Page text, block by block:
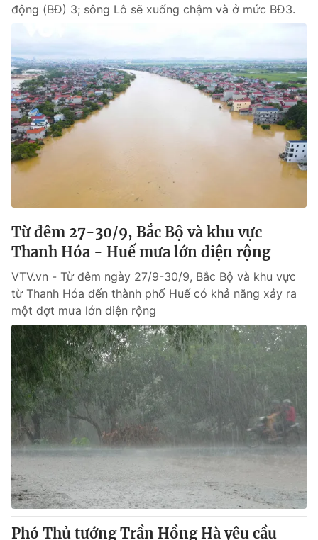
động (BĐ) 3; sông Lô sẽ xuống chậm và ở mức BĐ3.
Từ đêm 27-30/9, Bắc Bộ và khu vực
Thanh Hóa - Huế mưa lớn diện rộng
VTV.vn - Từ đêm ngày 27/9-30/9, Bắc Bộ và khu vực
từ Thanh Hóa đến thành phố Huế có khả năng xảy ra
một đợt mưa lớn diện rộng
Phó Thủ tướng Trần Hồng Hà yêu cầu